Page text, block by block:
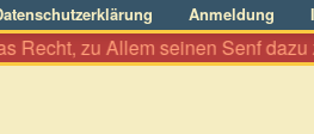
Anmeldung
seinen Senf dazu zu geben wie